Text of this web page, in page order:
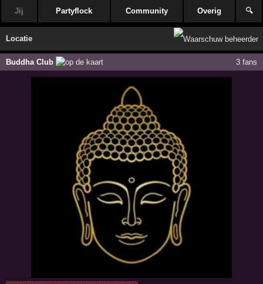
Jij Partyflock Community Overig 🔍
Locatie
Buddha Club 3 fans